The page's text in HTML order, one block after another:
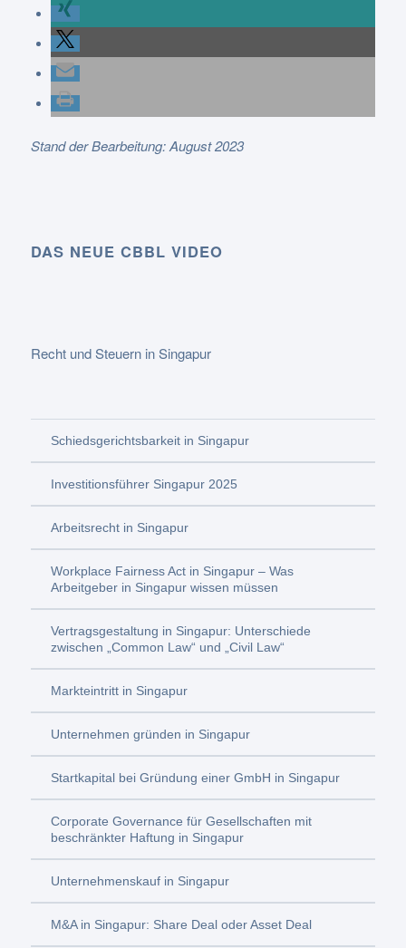
Stand der Bearbeitung: August 2023
DAS NEUE CBBL VIDEO
Recht und Steuern in Singapur
Schiedsgerichtsbarkeit in Singapur
Investitionsführer Singapur 2025
Arbeitsrecht in Singapur
Workplace Fairness Act in Singapur – Was
Arbeitgeber in Singapur wissen müssen
Vertragsgestaltung in Singapur: Unterschiede
zwischen „Common Law“ und „Civil Law“
Markteintritt in Singapur
Unternehmen gründen in Singapur
Startkapital bei Gründung einer GmbH in Singapur
Corporate Governance für Gesellschaften mit
beschränkter Haftung in Singapur
Unternehmenskauf in Singapur
M&A in Singapur: Share Deal oder Asset Deal